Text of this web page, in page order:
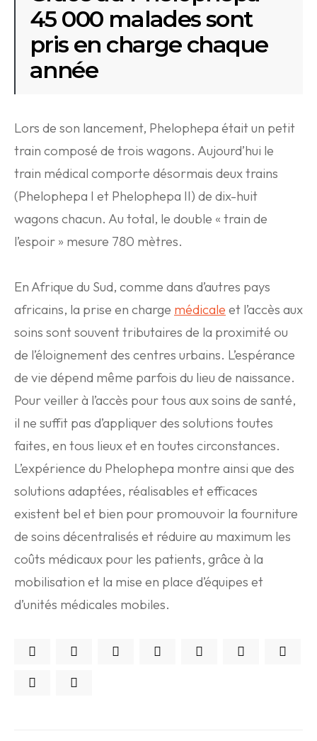
45 000 malades sont
pris en charge chaque
année
Lors de son lancement, Phelophepa était un petit
train composé de trois wagons. Aujourd’hui le
train médical comporte désormais deux trains
(Phelophepa I et Phelophepa II) de dix-huit
wagons chacun. Au total, le double « train de
l’espoir » mesure 780 mètres.
En Afrique du Sud, comme dans d’autres pays
africains, la prise en charge médicale et l’accès aux
soins sont souvent tributaires de la proximité ou
de l’éloignement des centres urbains. L’espérance
de vie dépend même parfois du lieu de naissance.
Pour veiller à l’accès pour tous aux soins de santé,
il ne suffit pas d’appliquer des solutions toutes
faites, en tous lieux et en toutes circonstances.
L’expérience du Phelophepa montre ainsi que des
solutions adaptées, réalisables et efficaces
existent bel et bien pour promouvoir la fourniture
de soins décentralisés et réduire au maximum les
coûts médicaux pour les patients, grâce à la
mobilisation et la mise en place d’équipes et
d’unités médicales mobiles.